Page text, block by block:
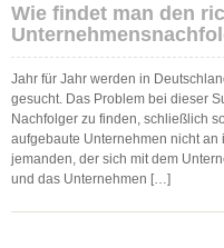
Wie findet man den
Jahr für Jahr werden in
gesucht. Das Problem bei dieser
Nachfolger zu finden, schließlich
aufgebaute Unternehmen nicht
jemanden, der sich mit dem
und das Unternehmen […]